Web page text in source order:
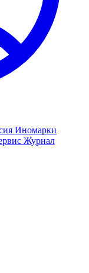
Иномарки
Журнал